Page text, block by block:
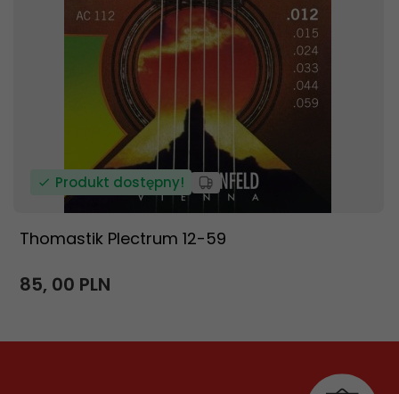
Produkt dostępny!
Thomastik Plectrum 12-59
85, 00 PLN